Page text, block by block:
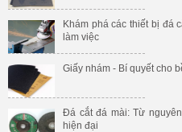
Khám phá các thiết bị đá
làm việc
Giấy nhám - Bí quyết cho
Đá cắt đá mài: Từ
hiện đại